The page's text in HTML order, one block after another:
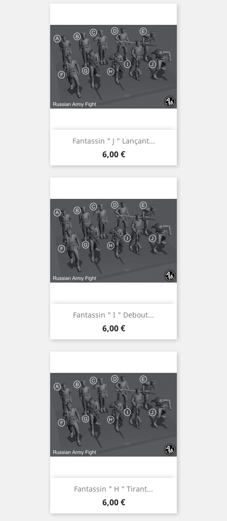
Fantassin " J " Lançant...
Prix
6,00 €
Fantassin " I " Debout...
Prix
6,00 €
Fantassin " H " Tirant...
Prix
6,00 €